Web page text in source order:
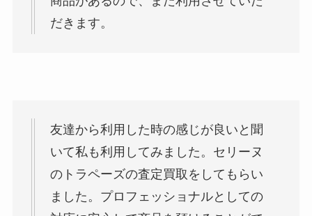
だきます。
友達から利用した時の感じが良いと聞
いて私も利用してみました。セリーヌ
のトラペーズの査定買取をしてもらい
ました。プロフェッショナルとしての